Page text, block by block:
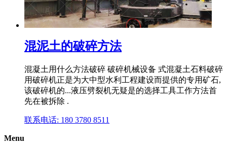
混泥土的破碎方法
混凝土用什么方法破碎 破碎机械设备 式混凝土石料破碎
用破碎机正是为大中型水利工程建设而提供的专用矿石,
该破碎机的...液压劈裂机无疑是的选择工具工作方法首
先在被拆除 .
联系电话: 180 3780 8511
Menu